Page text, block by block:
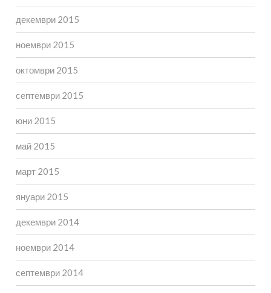
декември 2015
ноември 2015
октомври 2015
септември 2015
юни 2015
май 2015
март 2015
януари 2015
декември 2014
ноември 2014
септември 2014